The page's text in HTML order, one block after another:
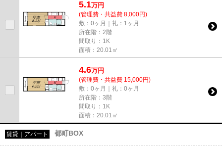
5.1万円
(管理費・共益費 8,000円)
敷：0ヶ月｜礼：1ヶ月
所在階：2階
間取り：1K
面積：20.01㎡
4.6万円
(管理費・共益費 15,000円)
敷：0ヶ月｜礼：0ヶ月
所在階：3階
間取り：1K
面積：20.01㎡
賃貸｜アパート 都町BOX